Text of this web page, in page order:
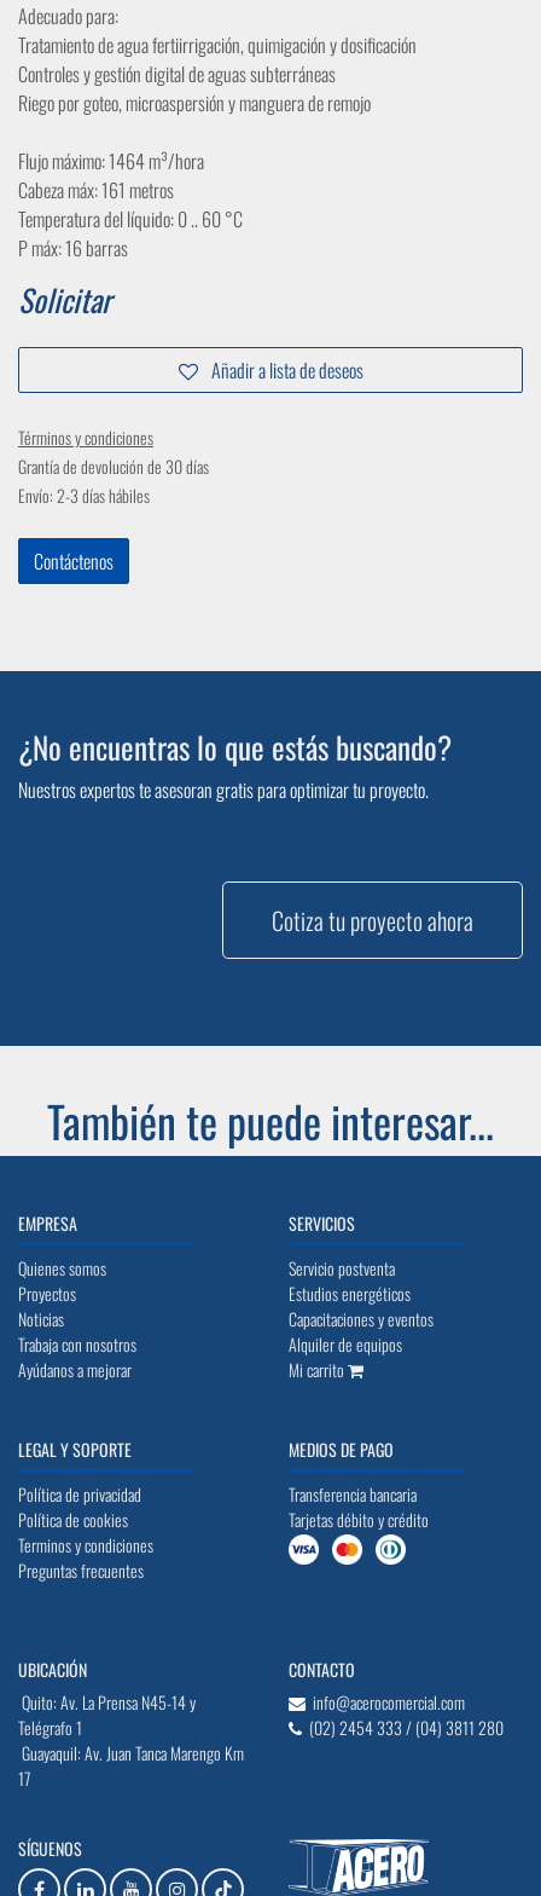
Adecuado para:
Tratamiento de agua fertiirrigación, quimigación y dosificación
Controles y gestión digital de aguas subterráneas
Riego por goteo, microaspersión y manguera de remojo
Flujo máximo: 1464 m³/hora
Cabeza máx: 161 metros
Temperatura del líquido: 0 .. 60 °C
P máx: 16 barras
Solicitar
Añadir a lista de deseos
Términos y condiciones
Grantía de devolución de 30 días
Envío: 2-3 días hábiles
Contáctenos
¿No encuentras lo que estás buscando?
Nuestros expertos te asesoran gratis para optimizar tu proyecto.
Cotiza tu proyecto ahora
También te puede interesar...
EMPRESA
Quienes somos
Proyectos
Noticias
Trabaja con nosotros
Ayúdanos a mejorar
SERVICIOS
Servicio postventa
Estudios energéticos
Capacitaciones y eventos
Alquiler de equipos
Mi carrito
LEGAL Y SOPORTE
Política de privacidad
Política de cookies
Terminos y condiciones
Preguntas frecuentes
MEDIOS DE PAGO
Transferencia bancaria
Tarjetas débito y crédito
UBICACIÓN
Quito: Av. La Prensa N45-14 y
Telégrafo 1
Guayaquil: Av. Juan Tanca Marengo Km
17
CONTACTO
info@acerocomercial.com
(02) 2454 333 / (04) 3811 280
SÍGUENOS